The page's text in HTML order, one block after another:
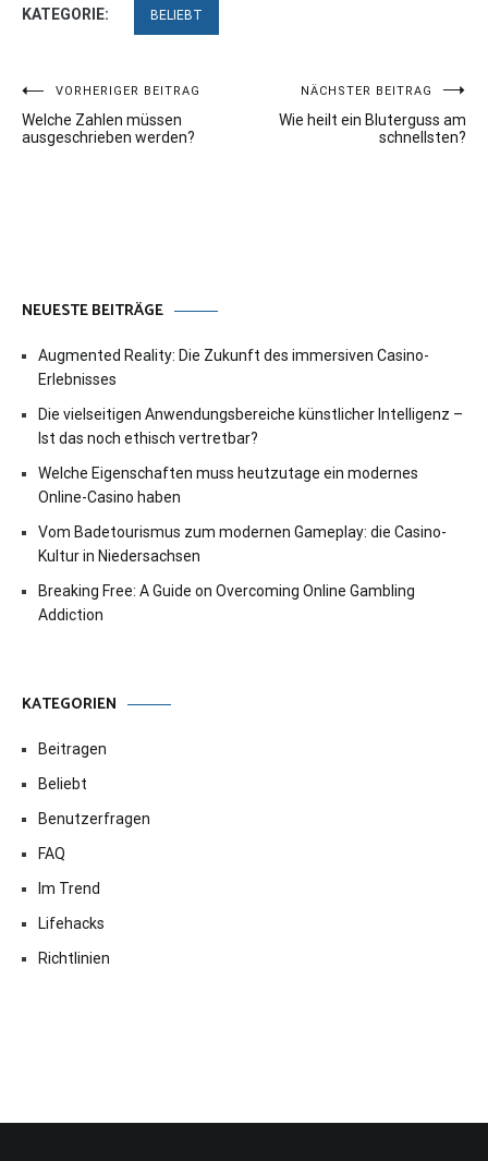
KATEGORIE: BELIEBT
Beitragsnavigation
VORHERIGER BEITRAG
Welche Zahlen müssen
ausgeschrieben werden?
NÄCHSTER BEITRAG
Wie heilt ein Bluterguss am
schnellsten?
NEUESTE BEITRÄGE
Augmented Reality: Die Zukunft des immersiven Casino-
Erlebnisses
Die vielseitigen Anwendungsbereiche künstlicher Intelligenz –
Ist das noch ethisch vertretbar?
Welche Eigenschaften muss heutzutage ein modernes
Online-Casino haben
Vom Badetourismus zum modernen Gameplay: die Casino-
Kultur in Niedersachsen
Breaking Free: A Guide on Overcoming Online Gambling
Addiction
KATEGORIEN
Beitragen
Beliebt
Benutzerfragen
FAQ
Im Trend
Lifehacks
Richtlinien